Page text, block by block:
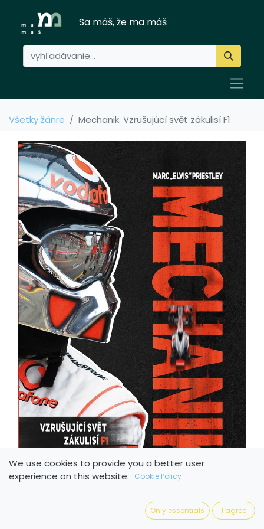
Sa máš, že ma máš
Všetky žánre Mechanik. Vzrušujúcí svět zákulisí F1
We use cookies to provide you a better user
experience on this website.
Cookie Policy
Only essentials I agree